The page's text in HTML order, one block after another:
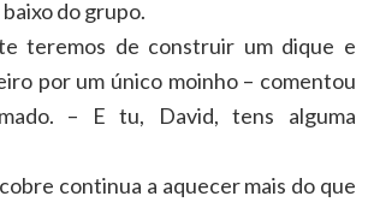
do grupo.
teremos de construir um dique e
por um único moinho – comentou
– E tu, David, tens alguma
continua a aquecer mais do que